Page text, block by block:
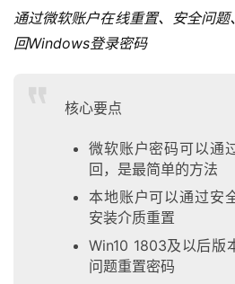
通过微软账户在线重置、安全问
回Windows登录密码
核心要点
微软账户密码可以通
回，是最简单的方法
本地账户可以通过安
安装介质重置
Win10 1803及以后版
问题重置密码